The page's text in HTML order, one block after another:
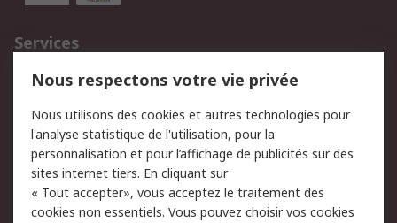
Services
750.000 produits
2.500 marques
Retours
Support technique
Track & trace
Legal
Nous respectons votre vie privée
Nous utilisons des cookies et autres technologies pour
l'analyse statistique de l'utilisation, pour la
personnalisation et pour l’affichage de publicités sur des
sites internet tiers. En cliquant sur
« Tout accepter», vous acceptez le traitement des
cookies non essentiels. Vous pouvez choisir vos cookies